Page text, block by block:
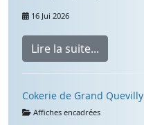
16 Jui 2026
Lire la suite...
Cokerie de Grand Quevilly
Détails
Affiches encadrées